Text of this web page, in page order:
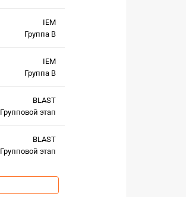
IEM
Группа B
IEM
Группа B
BLAST
Групповой этап
BLAST
Групповой этап